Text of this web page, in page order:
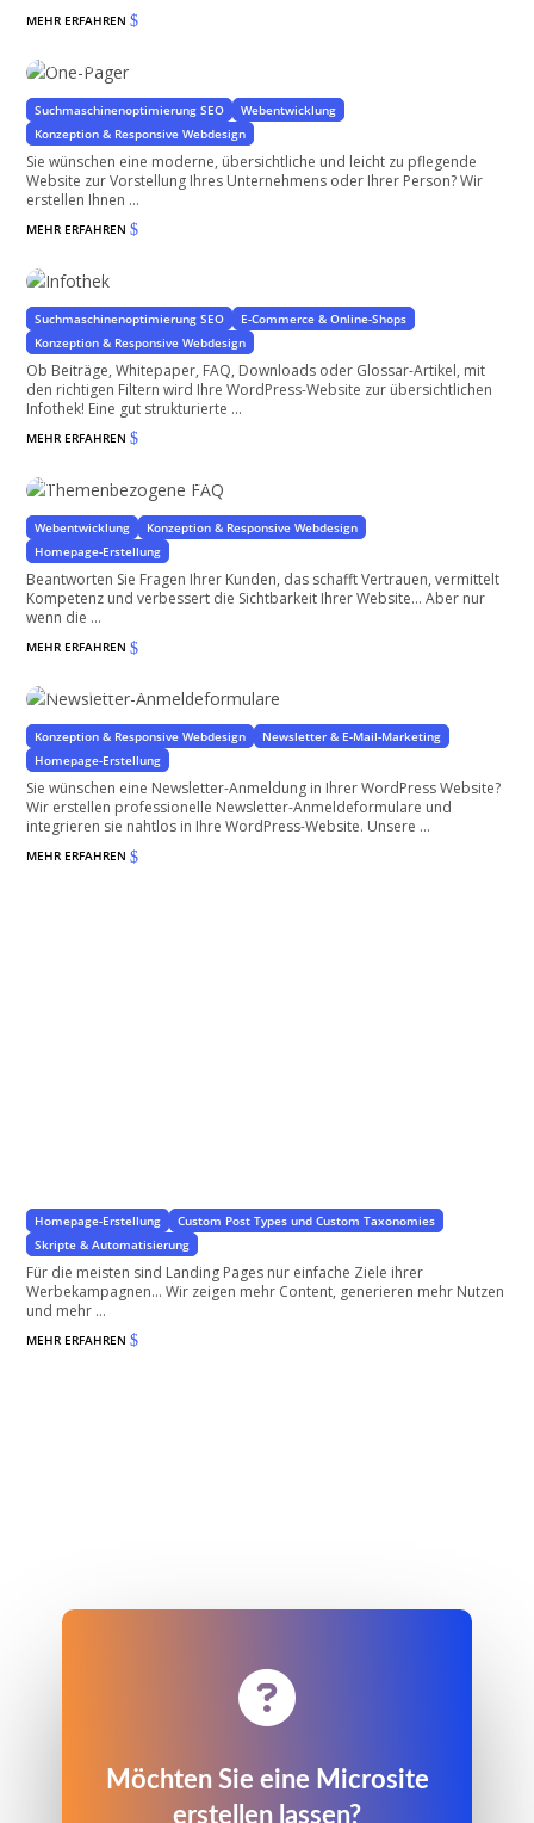
MEHR ERFAHREN$
Preiswert, übersichtlich, grenzenlos werweiterbar
Suchmaschinenoptimierung SEO
Webentwicklung
Konzeption & Responsive Webdesign
Sie wünschen eine moderne, übersichtliche und leicht zu pflegende
Website zur Vorstellung Ihres Unternehmens oder Ihrer Person? Wir
erstellen Ihnen ...
MEHR ERFAHREN$
Wissen erschließen und teilen
Suchmaschinenoptimierung SEO
E-Commerce & Online-Shops
Konzeption & Responsive Webdesign
Ob Beiträge, Whitepaper, FAQ, Downloads oder Glossar-Artikel, mit
den richtigen Filtern wird Ihre WordPress-Website zur übersichtlichen
Infothek! Eine gut strukturierte ...
MEHR ERFAHREN$
für WordPress & WooCommerce
Webentwicklung
Konzeption & Responsive Webdesign
Homepage-Erstellung
Beantworten Sie Fragen Ihrer Kunden, das schafft Vertrauen, vermittelt
Kompetenz und verbessert die Sichtbarkeit Ihrer Website… Aber nur
wenn die ...
MEHR ERFAHREN$
Newsletter-Anmeldeformulare
Gewinnen Sie treue Leser
Konzeption & Responsive Webdesign
Newsletter & E-Mail-Marketing
Homepage-Erstellung
Sie wünschen eine Newsletter-Anmeldung in Ihrer WordPress Website?
Wir erstellen professionelle Newsletter-Anmeldeformulare und
integrieren sie nahtlos in Ihre WordPress-Website. Unsere ...
MEHR ERFAHREN$
Homepage-Erstellung
Custom Post Types und Custom Taxonomies
Skripte & Automatisierung
Für die meisten sind Landing Pages nur einfache Ziele ihrer
Werbekampagnen… Wir zeigen mehr Content, generieren mehr Nutzen
und mehr ...
MEHR ERFAHREN$

Möchten Sie eine Microsite
erstellen lassen?